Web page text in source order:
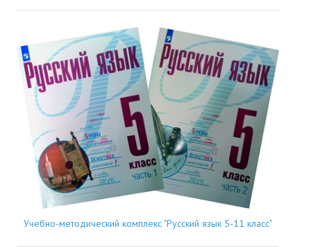
Учебно-методический комплекс "Русский язык 5-11 класс"